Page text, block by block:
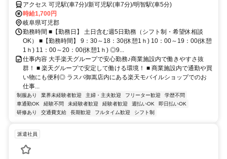
期勤務が可能です！
アクセス 可児駅(車7分)/新可児駅(車7分)/明智駅(車5分)
時給1,700円
岐阜県可児郡
勤務時間 ■【勤務日】 土日含む週5日勤務（シフト制・希望休相談
OK） ■【勤務時間】 9：30～18：30(休憩1ｈ) 10：00～19：00(休憩
1ｈ) 11：00～20：00(休憩1ｈ) ◎9...
仕事内容 大手楽天グループで安心勤務♪商業施設内で働きやすさ抜
群！ ■ 楽天グループで安定して働ける環境！ ■ 商業施設内で通勤や買
い物にも便利◎ ラスパ御嵩店内にある楽天モバイルショップでのお
仕事...
制服あり 業界未経験者歓迎 主婦・主夫歓迎 フリーター歓迎
学歴不問
車通勤OK
経験不問 未経験者歓迎 経験者歓迎 週払いOK
即日払いOK
研修あり
交通費支給 長期歓迎 フルタイム歓迎 シフト制
派遣社員